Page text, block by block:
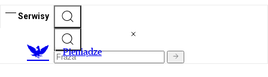
Serwisy
Pieniądze